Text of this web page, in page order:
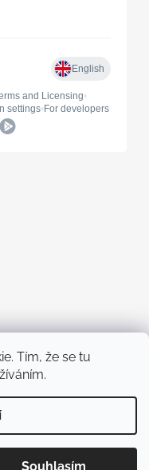
Tím, že se tu
Souhlasím
vyhrazena.Upravit